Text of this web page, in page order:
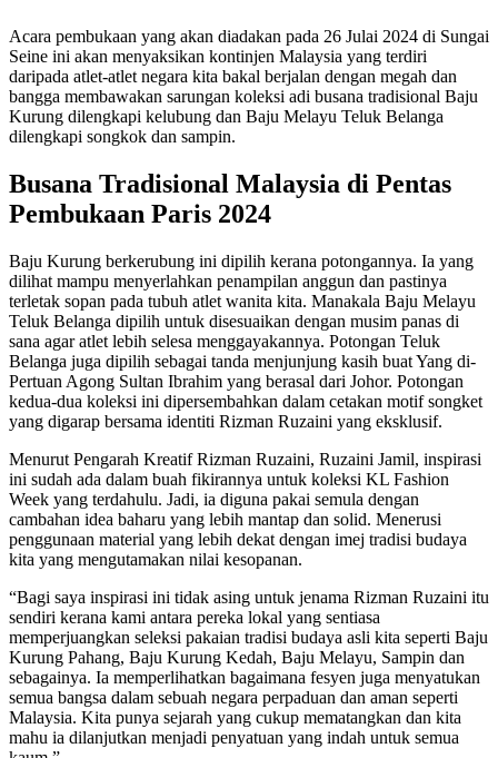
Acara pembukaan yang akan diadakan pada 26 Julai 2024 di Sungai
Seine ini akan menyaksikan kontinjen Malaysia yang terdiri
daripada atlet-atlet negara kita bakal berjalan dengan megah dan
bangga membawakan sarungan koleksi adi busana tradisional Baju
Kurung dilengkapi kelubung dan Baju Melayu Teluk Belanga
dilengkapi songkok dan sampin.
Busana Tradisional Malaysia di Pentas
Pembukaan Paris 2024
Baju Kurung berkerubung ini dipilih kerana potongannya. Ia yang
dilihat mampu menyerlahkan penampilan anggun dan pastinya
terletak sopan pada tubuh atlet wanita kita. Manakala Baju Melayu
Teluk Belanga dipilih untuk disesuaikan dengan musim panas di
sana agar atlet lebih selesa menggayakannya. Potongan Teluk
Belanga juga dipilih sebagai tanda menjunjung kasih buat Yang di-
Pertuan Agong Sultan Ibrahim yang berasal dari Johor. Potongan
kedua-dua koleksi ini dipersembahkan dalam cetakan motif songket
yang digarap bersama identiti Rizman Ruzaini yang eksklusif.
Menurut Pengarah Kreatif Rizman Ruzaini, Ruzaini Jamil, inspirasi
ini sudah ada dalam buah fikirannya untuk koleksi KL Fashion
Week yang terdahulu. Jadi, ia diguna pakai semula dengan
cambahan idea baharu yang lebih mantap dan solid. Menerusi
penggunaan material yang lebih dekat dengan imej tradisi budaya
kita yang mengutamakan nilai kesopanan.
“Bagi saya inspirasi ini tidak asing untuk jenama Rizman Ruzaini itu
sendiri kerana kami antara pereka lokal yang sentiasa
memperjuangkan seleksi pakaian tradisi budaya asli kita seperti Baju
Kurung Pahang, Baju Kurung Kedah, Baju Melayu, Sampin dan
sebagainya. Ia memperlihatkan bagaimana fesyen juga menyatukan
semua bangsa dalam sebuah negara perpaduan dan aman seperti
Malaysia. Kita punya sejarah yang cukup mematangkan dan kita
mahu ia dilanjutkan menjadi penyatuan yang indah untuk semua